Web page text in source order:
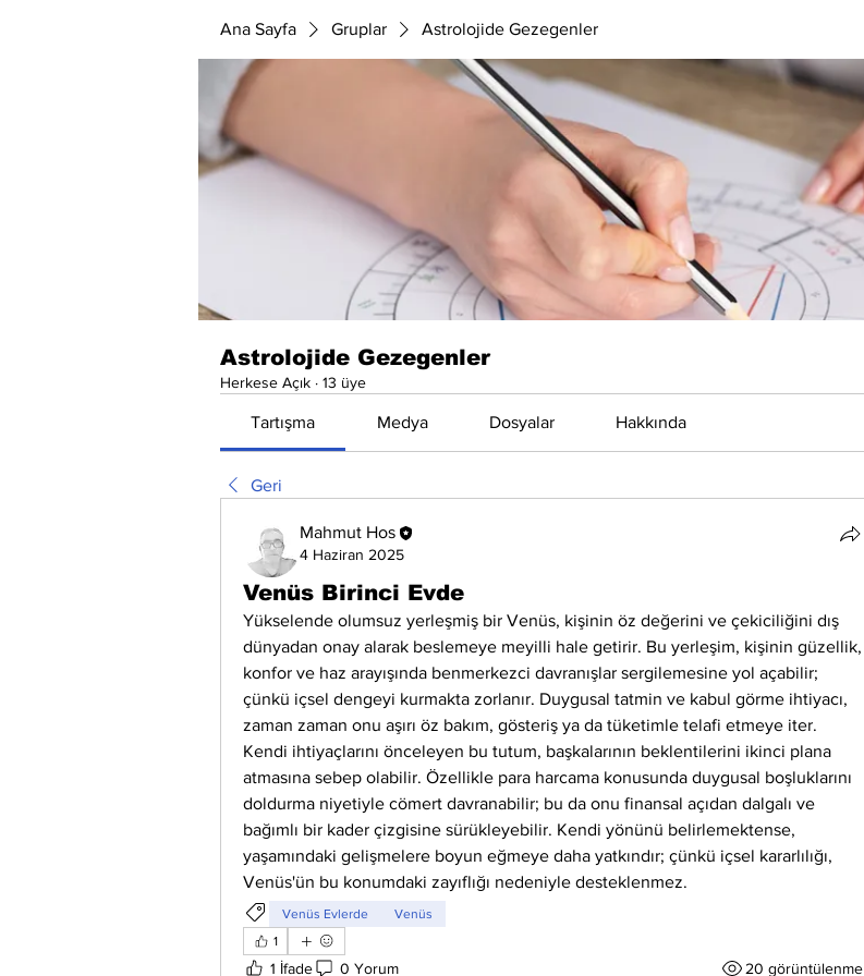
Ana Sayfa Gruplar Astrolojide Gezegenler
Astrolojide Gezegenler
Herkese Açık · 13 üye
Tartışma Medya Dosyalar Hakkında
Geri
Mahmut Hos
4 Haziran 2025
Venüs Birinci Evde
Yükselende olumsuz yerleşmiş bir Venüs, kişinin öz değerini ve çekiciliğini dış
dünyadan onay alarak beslemeye meyilli hale getirir. Bu yerleşim, kişinin güzellik,
konfor ve haz arayışında benmerkezci davranışlar sergilemesine yol açabilir;
çünkü içsel dengeyi kurmakta zorlanır. Duygusal tatmin ve kabul görme ihtiyacı,
zaman zaman onu aşırı öz bakım, gösteriş ya da tüketimle telafi etmeye iter.
Kendi ihtiyaçlarını önceleyen bu tutum, başkalarının beklentilerini ikinci plana
atmasına sebep olabilir. Özellikle para harcama konusunda duygusal boşluklarını
doldurma niyetiyle cömert davranabilir; bu da onu finansal açıdan dalgalı ve
bağımlı bir kader çizgisine sürükleyebilir. Kendi yönünü belirlemektense,
yaşamındaki gelişmelere boyun eğmeye daha yatkındır; çünkü içsel kararlılığı,
Venüs'ün bu konumdaki zayıflığı nedeniyle desteklenmez.
Venüs Evlerde
Venüs
1
1 İfade 0 Yorum 20 görüntülenme